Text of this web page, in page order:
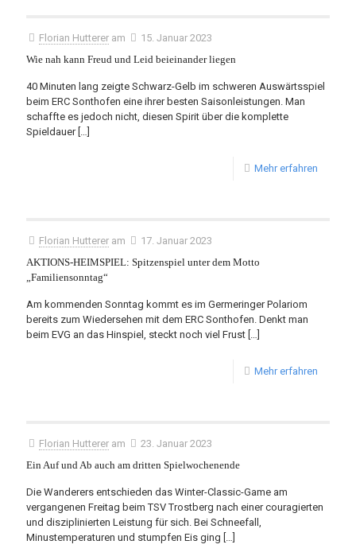
Florian Hutterer am
15. Januar 2023
Wie nah kann Freud und Leid beieinander liegen
40 Minuten lang zeigte Schwarz-Gelb im schweren Auswärtsspiel
beim ERC Sonthofen eine ihrer besten Saisonleistungen. Man
schaffte es jedoch nicht, diesen Spirit über die komplette
Spieldauer[…]
Mehr erfahren
Florian Hutterer am
17. Januar 2023
AKTIONS-HEIMSPIEL: Spitzenspiel unter dem Motto
„Familiensonntag“
Am kommenden Sonntag kommt es im Germeringer Polariom
bereits zum Wiedersehen mit dem ERC Sonthofen. Denkt man
beim EVG an das Hinspiel, steckt noch viel Frust […]
Mehr erfahren
Florian Hutterer am
23. Januar 2023
Ein Auf und Ab auch am dritten Spielwochenende
Die Wanderers entschieden das Winter-Classic-Game am
vergangenen Freitag beim TSV Trostberg nach einer couragierten
und disziplinierten Leistung für sich. Bei Schneefall,
Minustemperaturen und stumpfen Eis ging […]